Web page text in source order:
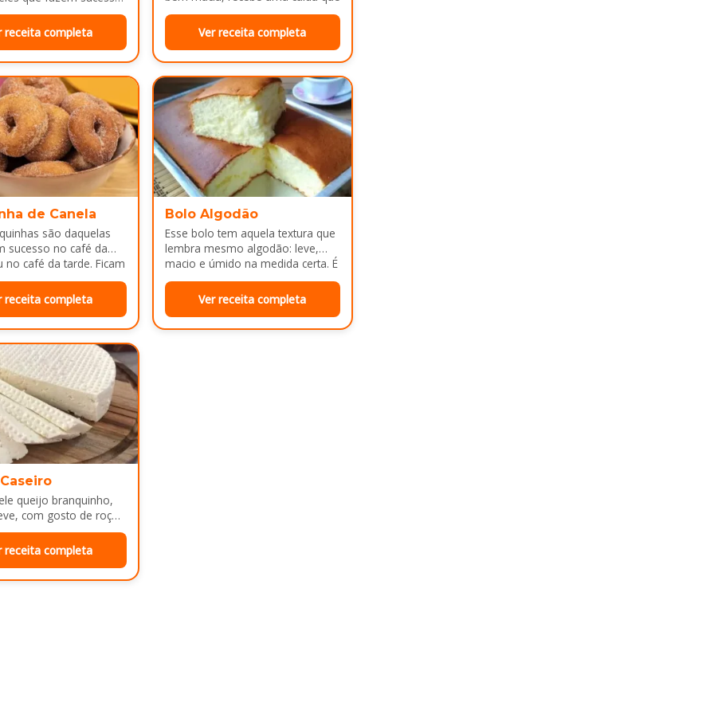
tarde ou como
depois do almoço.
receita completa
deixa…
Ver receita completa
de Canela
são daquelas
sucesso no café da
no café da tarde. Ficam
por…
receita completa
Bolo Algodão
Esse bolo tem aquela textura que
lembra mesmo algodão: leve,
macio e úmido na medida certa. É
ótimo pra servir…
Ver receita completa
queijo branquinho,
com gosto de roça
de café da manhã
receita completa